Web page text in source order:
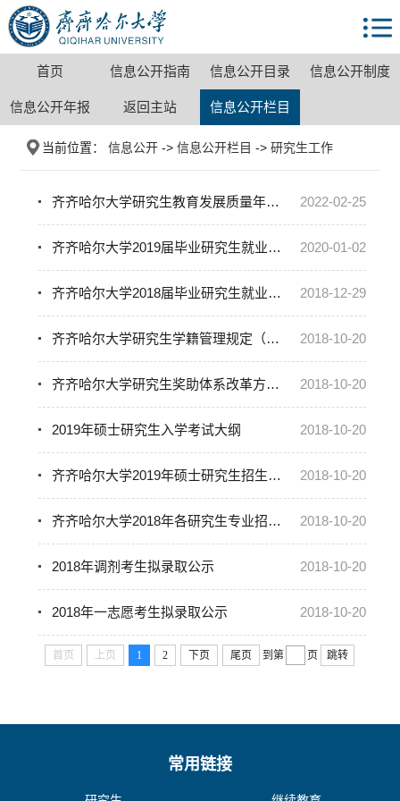
首页 信息公开指南 信息公开目录 信息公开制度
信息公开年报 返回主站 信息公开栏目
当前位置：信息公开 ->信息公开栏目 ->研究生工作
2022-02-25
齐齐哈尔大学研究生教育发展质量年度报告（2021年度）
2020-01-02
齐齐哈尔大学2019届毕业研究生就业质量年度报告
2018-12-29
齐齐哈尔大学2018届毕业研究生就业质量年度报告
2018-10-20
齐齐哈尔大学研究生学籍管理规定（修订）
2018-10-20
齐齐哈尔大学研究生奖助体系改革方案（修订）
2018-10-20
2019年硕士研究生入学考试大纲
2018-10-20
齐齐哈尔大学2019年硕士研究生招生简章及专业目录
2018-10-20
齐齐哈尔大学2018年各研究生专业招生人数
2018-10-20
2018年调剂考生拟录取公示
2018-10-20
2018年一志愿考生拟录取公示
首页 上页 1 2 下页 尾页 到第 页 跳转
常用链接